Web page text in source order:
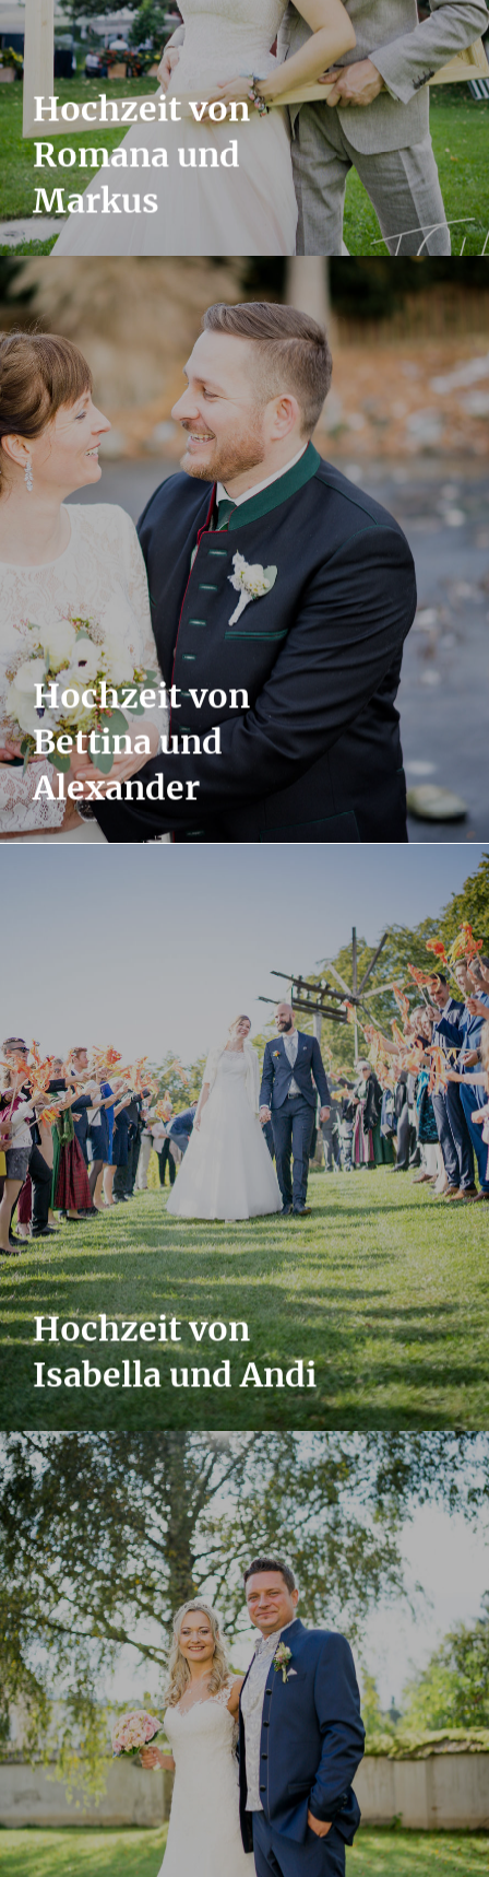
Hochzeit von
Romana und
Markus
Hochzeit von
Bettina und
Alexander
Hochzeit von
Isabella und Andi